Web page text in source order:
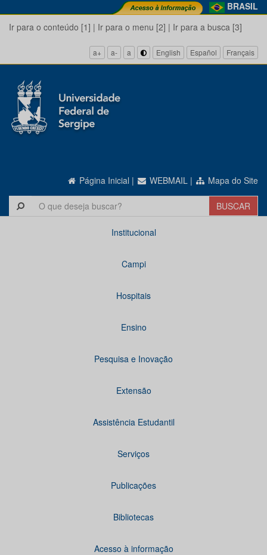
BRASIL
Ir para o conteúdo [1] | Ir para o menu [2] | Ir para a busca [3]
a+ a- a English Español Français
Página Inicial | WEBMAIL | Mapa do Site
Institucional
Campi
Hospitais
Ensino
Pesquisa e Inovação
Extensão
Assistência Estudantil
Serviços
Publicações
Bibliotecas
Acesso à informação